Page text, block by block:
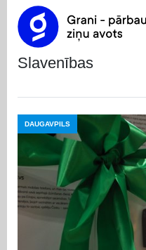
slavenības
DAUGAVPILS